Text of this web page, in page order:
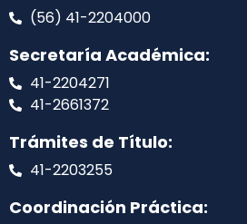
(56) 41-2204000
Secretaría Académica:
41-2204271
41-2661372
Trámites de Título:
41-2203255
Coordinación Práctica: